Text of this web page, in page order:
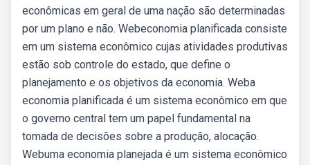
econômicas em geral de uma nação são determinadas
por um plano e não. Webeconomia planificada consiste
em um sistema econômico cujas atividades produtivas
estão sob controle do estado, que define o
planejamento e os objetivos da economia. Weba
economia planificada é um sistema econômico em que
o governo central tem um papel fundamental na
tomada de decisões sobre a produção, alocação.
Webuma economia planejada é um sistema econômico